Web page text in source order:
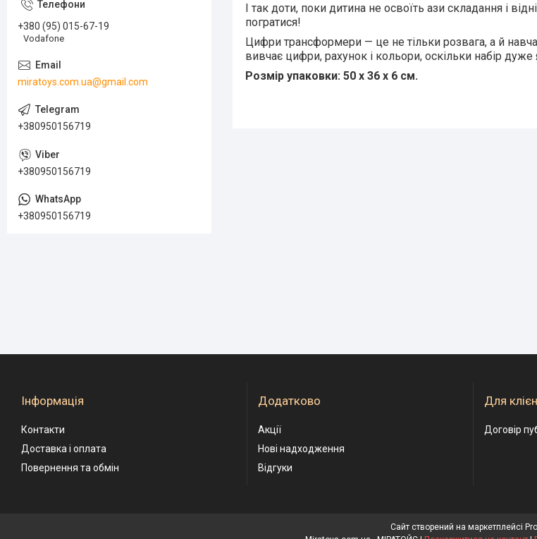
І так доти, поки дитина не освоїть ази складання і
погратися!
Цифри трансформери — це не тільки розвага, а й
вивчає цифри, рахунок і кольори, оскільки набір
Розмір упаковки: 50 х 36 х 6 см.
+380 (95) 015-67-19
Vodafone
miratoys.com.ua@gmail.com
+380950156719
+380950156719
+380950156719
Інформація
Контакти
Доставка і оплата
Повернення та обмін
Додатково
Акції
Нові надходження
Відгуки
Для
Договір
Сайт створений на маркетплейсі